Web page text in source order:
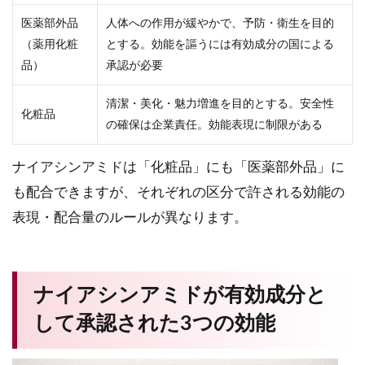
医薬部外品
（薬用化粧
品）
人体への作用が緩やかで、予防・衛生を目的
とする。効能を謳うには有効成分の国による
承認が必要
化粧品
清潔・美化・魅力増進を目的とする。安全性
の確保は企業責任。効能表現に制限がある
ナイアシンアミドは「化粧品」にも「医薬部外品」に
も配合できますが、それぞれの区分で許される効能の
表現・配合量のルールが異なります。
ナイアシンアミドが有効成分と
して承認された3つの効能